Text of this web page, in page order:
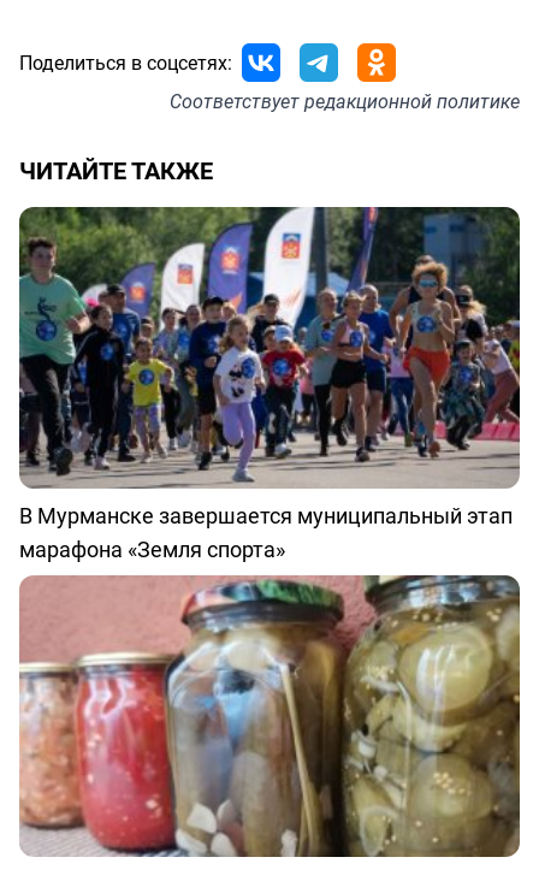
Поделиться в соцсетях:
Соответствуетредакционной политике
ЧИТАЙТЕ ТАКЖЕ
В Мурманске завершается муниципальный этап
марафона «Земля спорта»